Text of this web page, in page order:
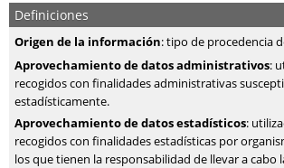
Definiciones
Origen de la información: tipo de procedencia
Aprovechamiento de datos administrativos:
recogidos con finalidades administrativas
estadísticamente.
Aprovechamiento de datos estadísticos:
recogidos con finalidades estadísticas por
los que tienen la responsabilidad de llevar a cabo